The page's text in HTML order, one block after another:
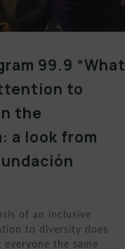
99.9 “What
to
the
a look from
of an inclusive
to diversity does
everyone the same